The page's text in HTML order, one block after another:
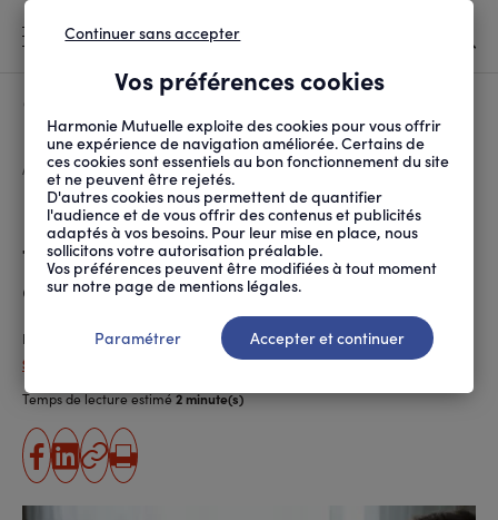
D'ARIANE
ACCUEIL PROTECTION SOCIALE DROITS ET DÉMARCHES REMBOURSEMENT DES TÉ...
Remboursement des
téléconsultations : ce qui
change
Publié le 30.09.2022
Solal Duchêne
Temps de lecture estimé2 minute(s)
partager
sur
partager
Copier
Imprimer
Vos préférences cookies
Harmonie Mutuelle exploite des cookies pour vous offrir
une expérience de navigation améliorée. Certains de
ces cookies sont essentiels au bon fonctionnement du site
et ne peuvent être rejetés.
D'autres cookies nous permettent de quantifier
l'audience et de vous offrir des contenus et publicités
adaptés à vos besoins. Pour leur mise en place, nous
sollicitons votre autorisation préalable.
Vos préférences peuvent être modifiées à tout moment
sur notre page de mentions légales.
Continuer sans accepter
Paramétrer Accepter et continuer